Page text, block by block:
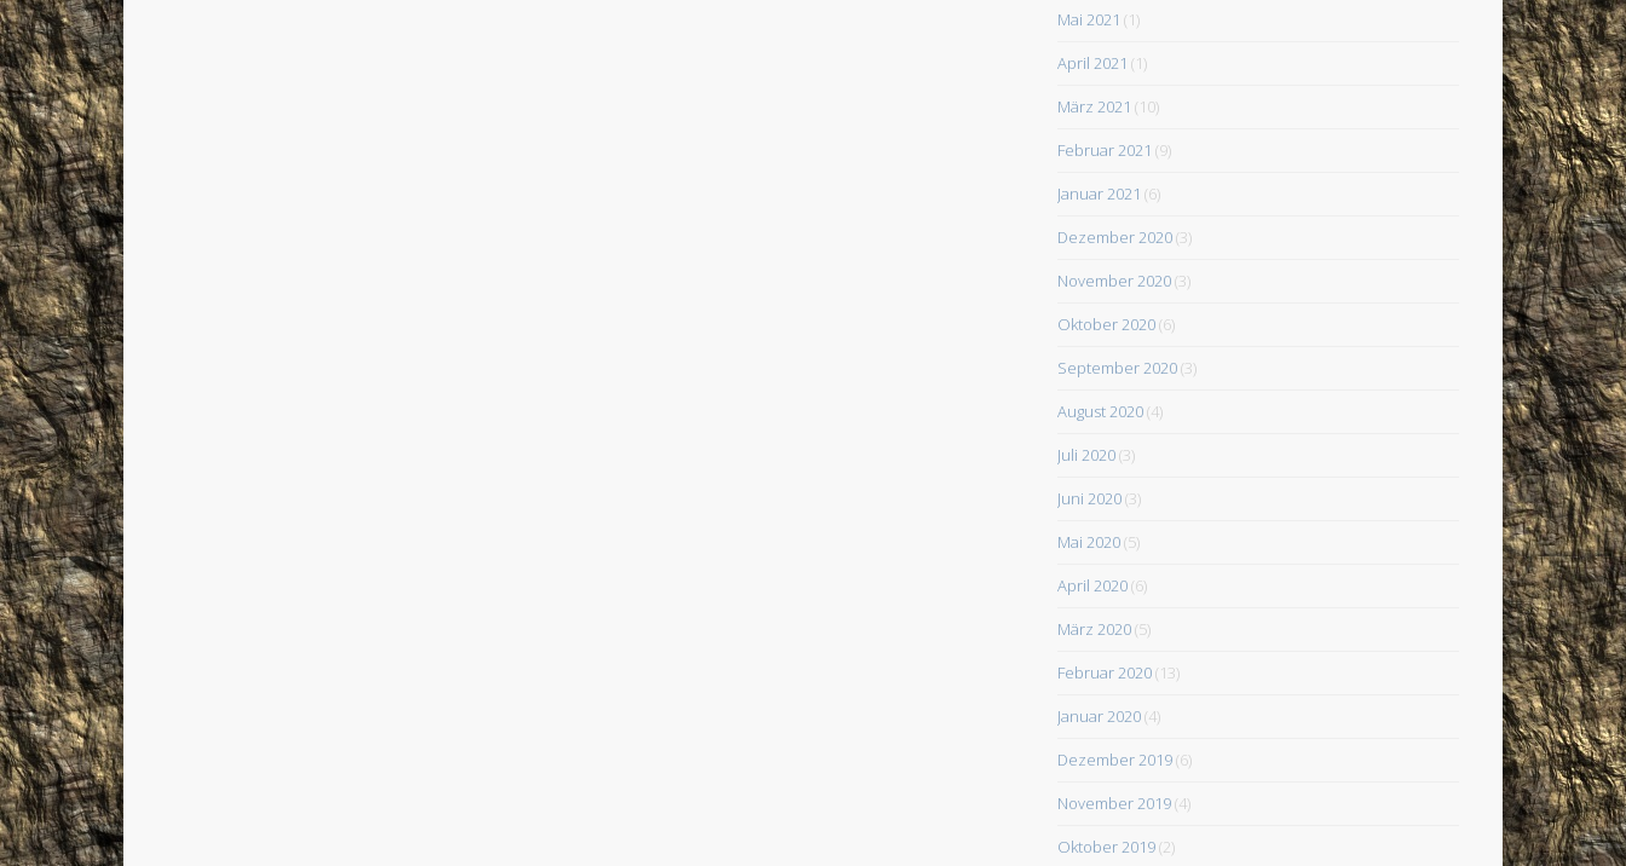
Mai 2021 (1)
April 2021 (1)
März 2021 (10)
Februar 2021 (9)
Januar 2021 (6)
Dezember 2020(3)
November 2020(3)
Oktober 2020(6)
September 2020(3)
August 2020(4)
Juli 2020(3)
Juni 2020(3)
Mai 2020(5)
April 2020(6)
März 2020(5)
Februar 2020(13)
Januar 2020(4)
Dezember 2019(6)
November 2019(4)
Oktober 2019(2)